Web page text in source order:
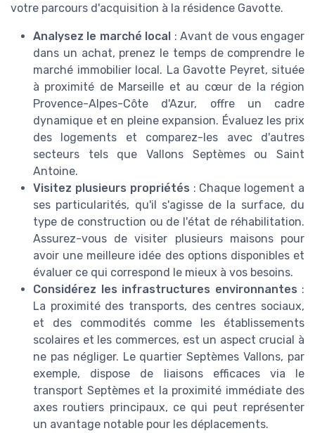
votre parcours d'acquisition à la résidence Gavotte.
Analysez le marché local : Avant de vous engager
dans un achat, prenez le temps de comprendre le
marché immobilier local. La Gavotte Peyret, située
à proximité de Marseille et au cœur de la région
Provence-Alpes-Côte d'Azur, offre un cadre
dynamique et en pleine expansion. Évaluez les prix
des logements et comparez-les avec d'autres
secteurs tels que Vallons Septèmes ou Saint
Antoine.
Visitez plusieurs propriétés : Chaque logement a
ses particularités, qu'il s'agisse de la surface, du
type de construction ou de l'état de réhabilitation.
Assurez-vous de visiter plusieurs maisons pour
avoir une meilleure idée des options disponibles et
évaluer ce qui correspond le mieux à vos besoins.
Considérez les infrastructures environnantes :
La proximité des transports, des centres sociaux,
et des commodités comme les établissements
scolaires et les commerces, est un aspect crucial à
ne pas négliger. Le quartier Septèmes Vallons, par
exemple, dispose de liaisons efficaces via le
transport Septèmes et la proximité immédiate des
axes routiers principaux, ce qui peut représenter
un avantage notable pour les déplacements.